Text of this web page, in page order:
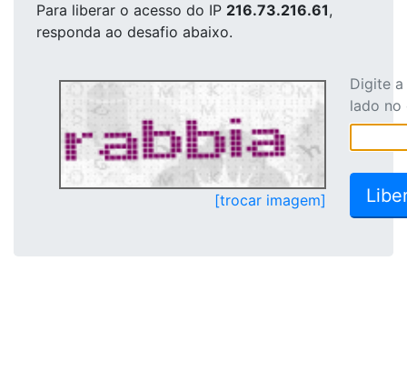
Para liberar o acesso do IP 216.73.216.61,
responda ao desafio abaixo.
[trocar imagem]
Digite
lado no